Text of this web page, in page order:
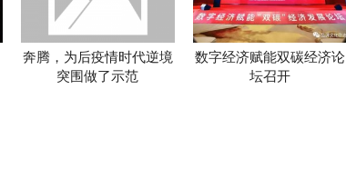
奔腾，为后疫情时代逆境
突围做了示范
数字经济赋能双碳经济论
坛召开